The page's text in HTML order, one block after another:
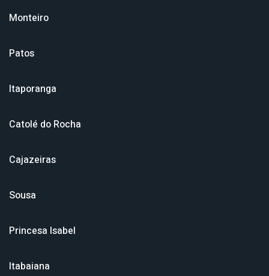
Monteiro
Patos
Itaporanga
Catolé do Rocha
Cajazeiras
Sousa
Princesa Isabel
Itabaiana